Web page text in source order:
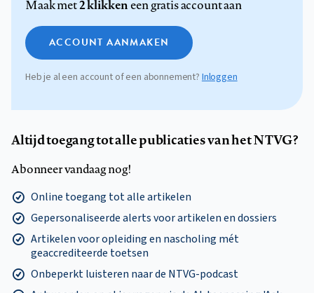
Maak met2 klikkeneen gratis account aan
ACCOUNT AANMAKEN
Heb je al een account of een abonnement? Inloggen
Altijd toegang tot alle publicaties van het NTVG?
Abonneer vandaag nog!
Online toegang tot alle artikelen
Gepersonaliseerde alerts voor artikelen en dossiers
Artikelen voor opleiding en nascholing mét
geaccrediteerde toetsen
Onbeperkt luisteren naar de NTVG-podcast